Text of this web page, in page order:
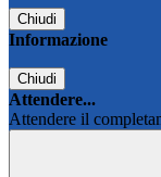
Chiudi
Informazione
Chiudi
Attendere...
Attendere il